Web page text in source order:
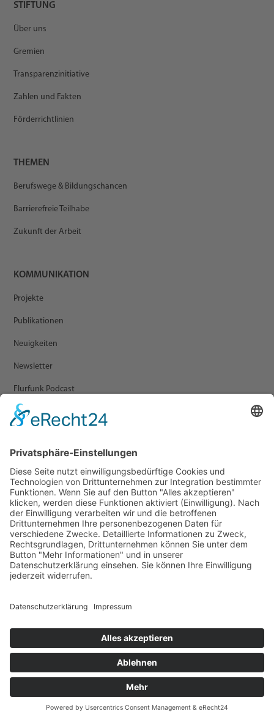
STIFTUNG
Über uns
Gremien
Transparenzinitiative
Zahlen und Fakten
Förderrichtlinien
THEMEN
Berufswege & Bildungschancen
Barrierefreie Teilhabe
Zukunft der Arbeit
KOMMUNIKATION
Projekte
Publikationen
Neuigkeiten
Newsletter
Flurfunk Podcast
Presse
Veranstaltungen
Newsletter Archiv
RECHTLICHES
Impressum
Statement zur Barrierefreiheit
© 2025 – randstad stiftung